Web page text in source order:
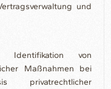
und
Identifikation von
Maßnahmen bei